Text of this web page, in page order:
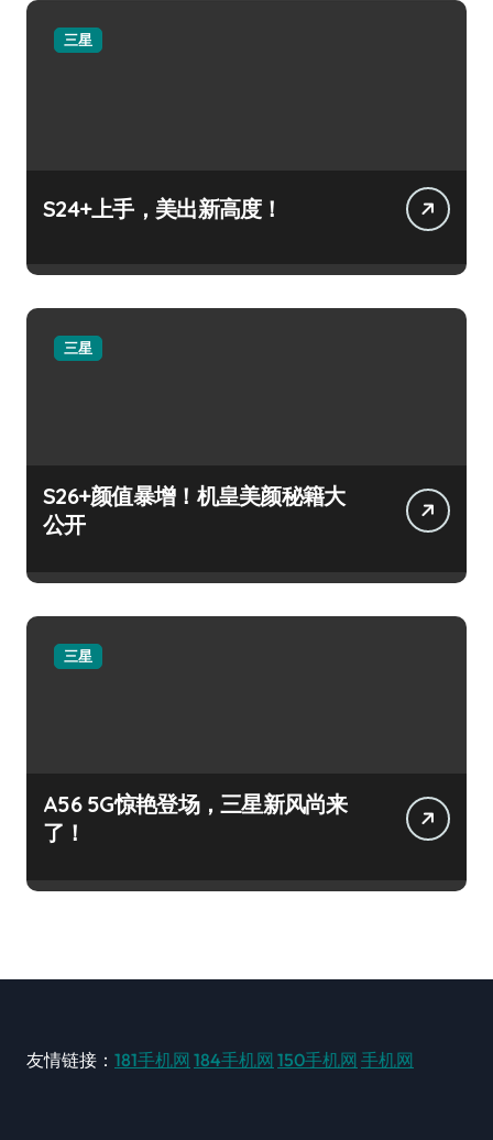
三星
S24+上手，美出新高度！
三星
S26+颜值暴增！机皇美颜秘籍大
公开
三星
A56 5G惊艳登场，三星新风尚来
了！
友情链接： 181手机网 184手机网 150手机网 手机网